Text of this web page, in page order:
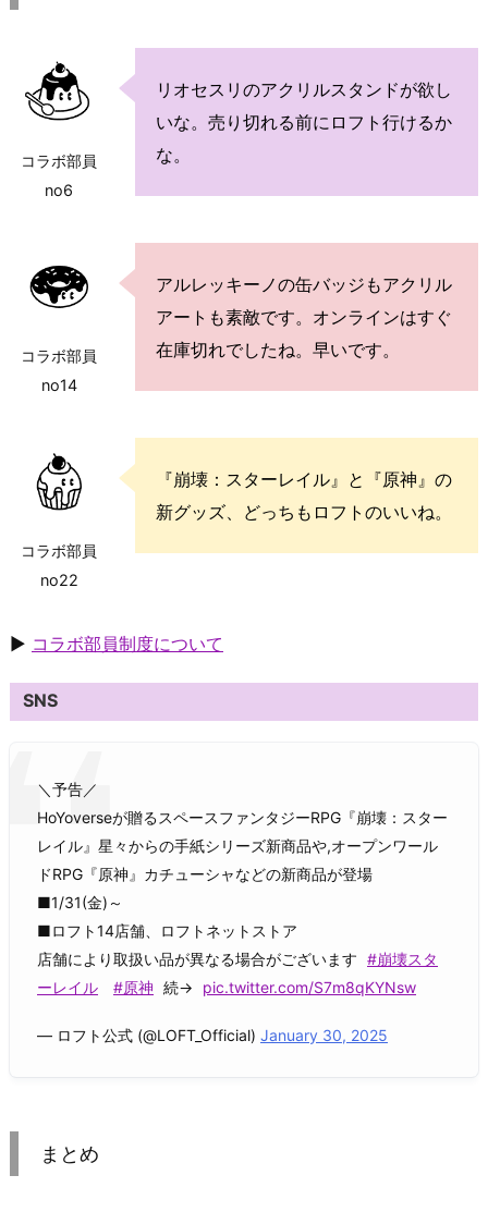
コラボ部員
no6
リオセスリのアクリルスタンドが欲し
いな。売り切れる前にロフト行けるか
な。
コラボ部員
no14
アルレッキーノの缶バッジもアクリル
アートも素敵です。オンラインはすぐ
在庫切れでしたね。早いです。
コラボ部員
no22
『崩壊：スターレイル』と『原神』の
新グッズ、どっちもロフトのいいね。
▶ コラボ部員制度について
SNS
＼予告／
HoYoverseが贈るスペースファンタジーRPG『崩壊：スター
レイル』星々からの手紙シリーズ新商品や,オープンワール
ドRPG『原神』カチューシャなどの新商品が登場
■1/31(金)～
■ロフト14店舗、ロフトネットストア
店舗により取扱い品が異なる場合がございます #崩壊スタ
ーレイル
#原神 続→ pic.twitter.com/S7m8qKYNsw
— ロフト公式 (@LOFT_Official) January 30, 2025
まとめ